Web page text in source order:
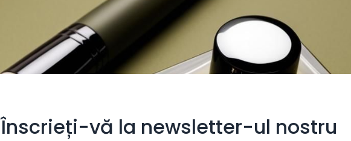
Înscrieți-vă la newsletter-ul nostru